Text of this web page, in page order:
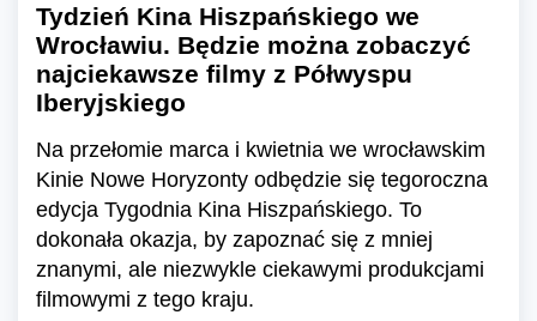
Tydzień Kina Hiszpańskiego we
Wrocławiu. Będzie można zobaczyć
najciekawsze filmy z Półwyspu
Iberyjskiego
Na przełomie marca i kwietnia we wrocławskim
Kinie Nowe Horyzonty odbędzie się tegoroczna
edycja Tygodnia Kina Hiszpańskiego. To
dokonała okazja, by zapoznać się z mniej
znanymi, ale niezwykle ciekawymi produkcjami
filmowymi z tego kraju.